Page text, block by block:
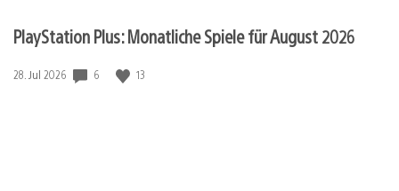
PlayStation Plus: Monatliche Spiele für August 2026
Veröffentlichungsdatum:
28. Jul 2026 6 13